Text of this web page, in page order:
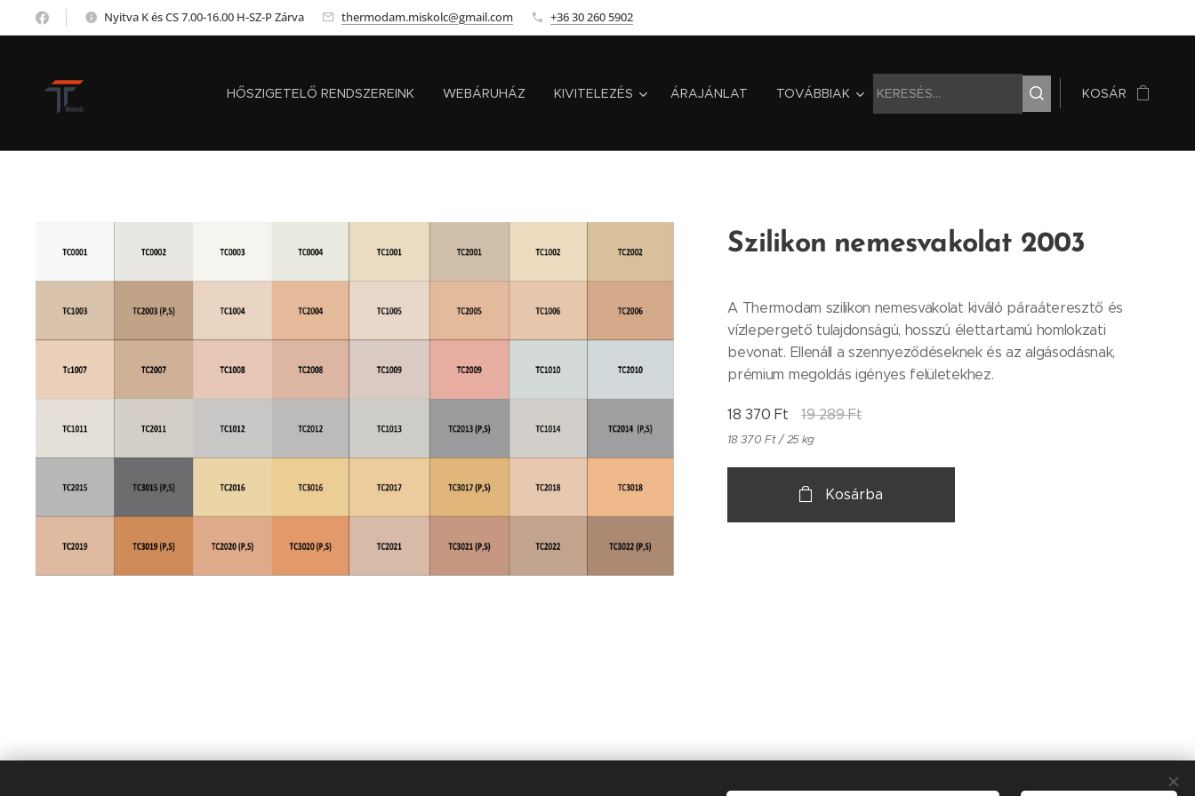
Nyitva K és CS 7.00-16.00 H-SZ-P Zárva thermodam.miskolc@gmail.com +36 30 260 5902
HŐSZIGETELŐ RENDSZEREINK WEBÁRUHÁZ KIVITELEZÉS ÁRAJÁNLAT TOVÁBBIAK KOSÁR
Szilikon nemesvakolat 2003
A Thermodam szilikon nemesvakolat kiváló páraáteresztő és
vízlepergető tulajdonságú, hosszú élettartamú homlokzati
bevonat. Ellenáll a szennyeződéseknek és az algásodásnak,
prémium megoldás igényes felületekhez.
18 370 Ft 19 289Ft
18 370 Ft / 25 kg
Kosárba